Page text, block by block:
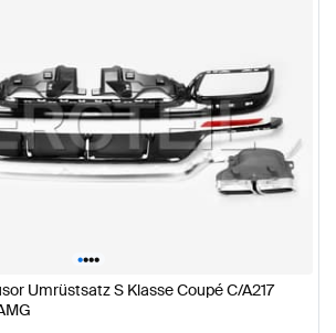
••••
Umrüstsatz S Klasse Coupé C/A217